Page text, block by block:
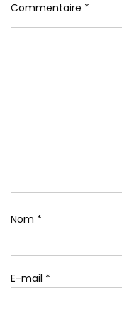
Commentaire *
Nom *
E-mail *